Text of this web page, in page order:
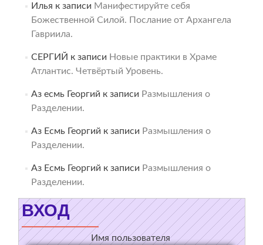
Илья к записи Манифестируйте себя
Божественной Силой. Послание от Архангела
Гавриила.
СЕРГИЙ к записи Новые практики в Храме
Атлантис. Четвёртый Уровень.
Аз есмь Георгий к записи Размышления о
Разделении.
Аз Есмь Георгий к записи Размышления о
Разделении.
Аз Есмь Георгий к записи Размышления о
Разделении.
ВХОД
Имя пользователя